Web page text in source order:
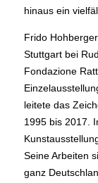
hinaus ein
Frido
Stuttgart bei
Fondazione
leitete das
1995 bis 2017.
Seine Arbeiten
ganz